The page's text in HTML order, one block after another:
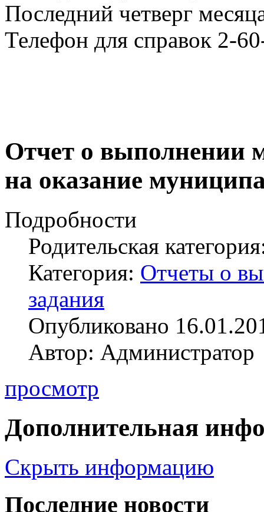
Последний четверг
Телефон для справок 2-
Отчет о выполнении
на оказание
Подробности
Родительская
Категория: Отчеты о
задания
Опубликовано
Автор: Администратор
просмотр
Дополнительная
Скрыть информацию
Последние новости